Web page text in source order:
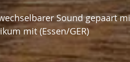
Sound gepaart
mit (Essen/GER)